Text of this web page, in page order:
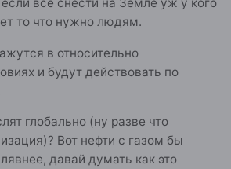
то что нужно людям.
в относительно
и будут действовать по
глобально (ну разве что
Вот нефти с газом бы
давай думать как это